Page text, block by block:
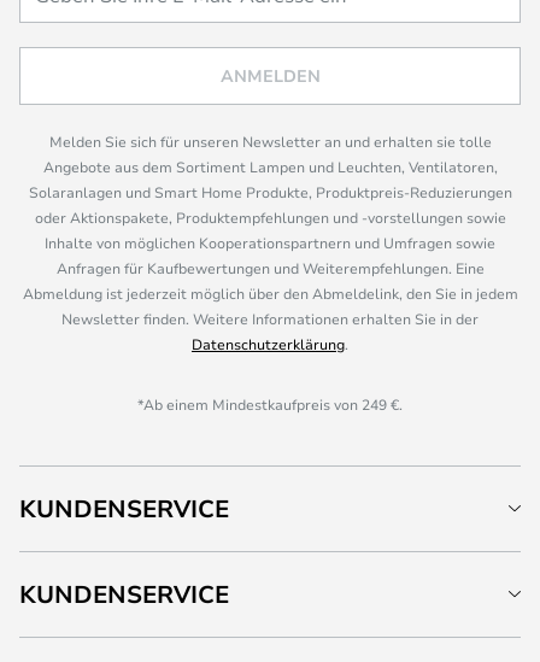
ANMELDEN
Melden Sie sich für unseren Newsletter an und erhalten sie tolle
Angebote aus dem Sortiment Lampen und Leuchten, Ventilatoren,
Solaranlagen und Smart Home Produkte, Produktpreis-Reduzierungen
oder Aktionspakete, Produktempfehlungen und -vorstellungen sowie
Inhalte von möglichen Kooperationspartnern und Umfragen sowie
Anfragen für Kaufbewertungen und Weiterempfehlungen. Eine
Abmeldung ist jederzeit möglich über den Abmeldelink, den Sie in jedem
Newsletter finden. Weitere Informationen erhalten Sie in der
Datenschutzerklärung.
*Ab einem Mindestkaufpreis von 249 €.
KUNDENSERVICE
KUNDENSERVICE